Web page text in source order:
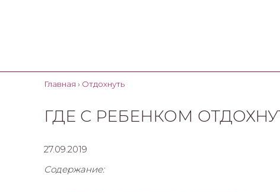
Главная › Отдохнуть
ГДЕ С РЕБЕНКОМ
27.09.2019
Содержание: